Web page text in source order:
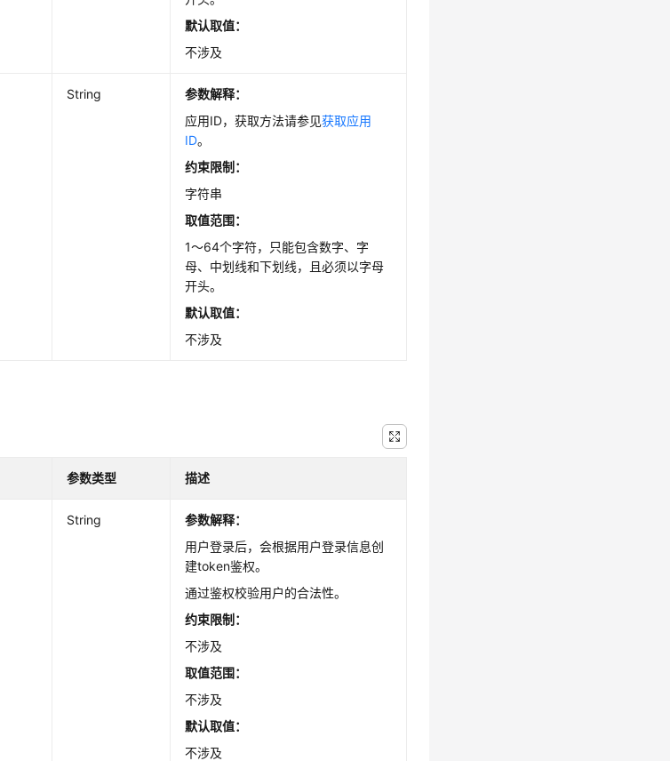
默认取值：
不涉及
String
参数解释：
应用ID，获取方法请参见获取应用
ID。
约束限制：
字符串
取值范围：
1～64个字符，只能包含数字、字
母、中划线和下划线，且必须以字母
开头。
默认取值：
不涉及
参数类型 描述
String
参数解释：
用户登录后，会根据用户登录信息创
建token鉴权。
通过鉴权校验用户的合法性。
约束限制：
不涉及
取值范围：
不涉及
默认取值：
不涉及